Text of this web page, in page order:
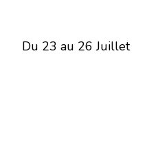
Du 23 au 26 Juillet